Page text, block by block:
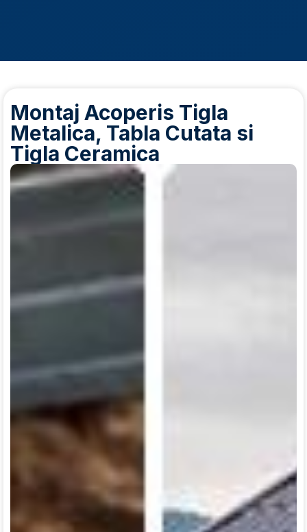
Montaj Acoperis Tigla
Metalica, Tabla Cutata si
Tigla Ceramica